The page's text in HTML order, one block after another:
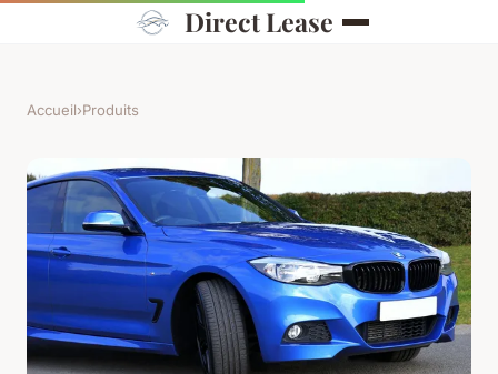
Direct Lease
Accueil›Produits